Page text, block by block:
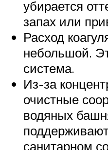
убирается
запах или
Расход
небольшой.
система.
Из-за
очистные
водяных
санитарном